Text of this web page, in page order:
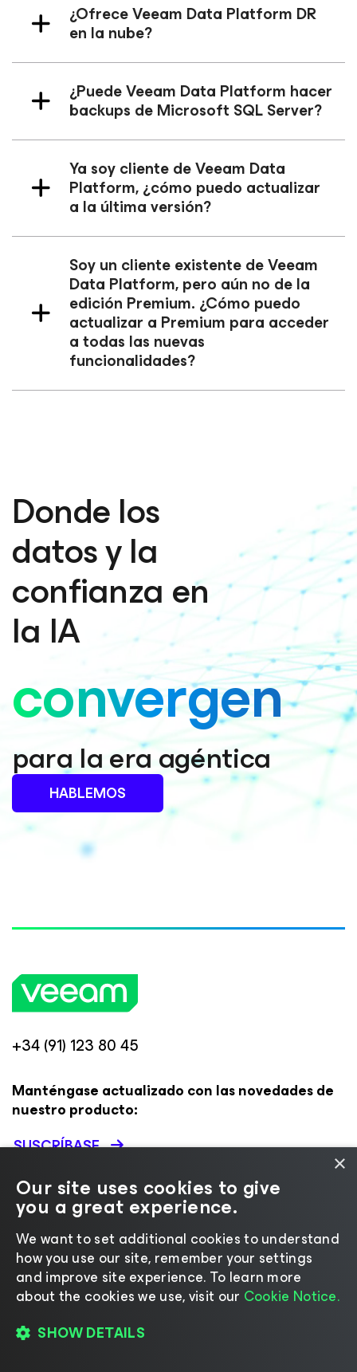
¿Ofrece Veeam Data Platform DR
en la nube?
¿Puede Veeam Data Platform hacer
backups de Microsoft SQL Server?
Ya soy cliente de Veeam Data
Platform, ¿cómo puedo actualizar
a la última versión?
Soy un cliente existente de Veeam
Data Platform, pero aún no de la
edición Premium. ¿Cómo puedo
actualizar a Premium para acceder
a todas las nuevas
funcionalidades?
Donde los
datos y la
confianza en
la IA
convergen
para la era agéntica
HABLEMOS
+34 (91) 123 80 45
Manténgase actualizado con las novedades de
nuestro producto:
SUSCRÍBASE
VEEAM
Acerca de Veeam
Liderazgo
Empleos
Contáctenos
RECURSOS Y SOPORTE
Soporte
Documentación técnica
Éxito del cliente
×
Our site uses cookies to give
you a great experience.
We want to set additional cookies to understand
how you use our site, remember your settings
and improve site experience. ​To learn more
about the cookies we use, visit our Cookie Notice.
SHOW DETAILS